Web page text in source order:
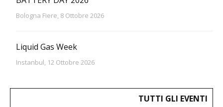
Bologna Fiere, 8 Ottobre 2026
Liquid Gas Week
Instanbul, 12 Ottobre 2026
TUTTI GLI EVENTI